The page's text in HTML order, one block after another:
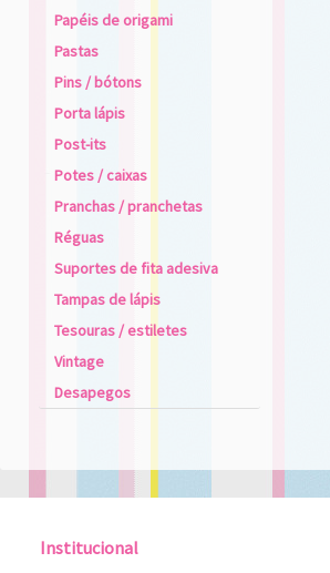
Papéis de origami
Pastas
Pins / bótons
Porta lápis
Post-its
Potes / caixas
Pranchas / pranchetas
Réguas
Suportes de fita adesiva
Tampas de lápis
Tesouras / estiletes
Vintage
Desapegos
Institucional